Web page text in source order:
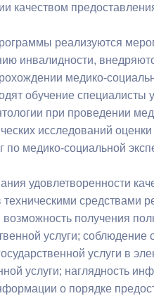
качеством
реализуются
инвалидности,
медико-
обучение специалисты
при проведении
исследований
по медико-социальной
удовлетворенности
средствами
получения
услуги; соблюдение
услуги в
услуги; наглядность
о порядке